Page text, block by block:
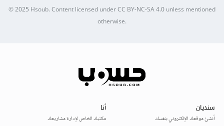
© 2025Hsoub.Content licensed underCC BY-NC-SA 4.0unless mentioned
otherwise.